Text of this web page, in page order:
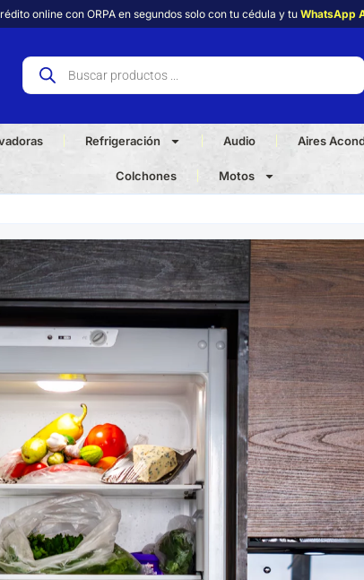
online con ORPA en segundos solo con tu cédula y tu WhatsApp
Refrigeración Audio Aires
Colchones Motos